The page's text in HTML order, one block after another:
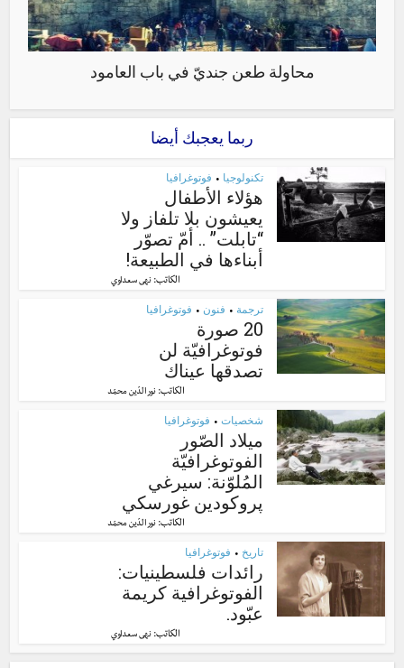
محاولة طعن جنديّ في باب العامود
ربما يعجبك أيضا
تكنولوجيا • فوتوغرافيا
هؤلاء الأطفال
يعيشون بلا تلفاز ولا
“تابلت” .. أمّ تصوّر
أبناءها في الطبيعة!
الكاتب: نهى سعداوي
ترجمة • فنون • فوتوغرافيا
20 صورة
فوتوغرافيّة لن
تصدقها عيناك
الكاتب:نور الدّين محمّد
شخصيات • فوتوغرافيا
ميلاد الصّور
الفوتوغرافيّة
المُلوّنة: سيرغي
پروكودين غورسكي
الكاتب:نور الدّين محمّد
تاريخ • فوتوغرافيا
رائدات فلسطينيات:
الفوتوغرافية كريمة
عبّود.
الكاتب: نهى سعداوي